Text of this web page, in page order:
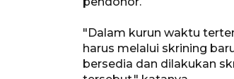
"Dalam kurun waktu
harus melalui skrining
bersedia dan dilakukan